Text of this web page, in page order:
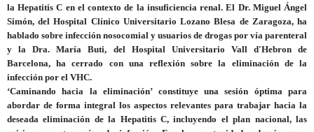
la Hepatitis C en el contexto de la insuficiencia renal. El Dr. Miguel Ángel
Simón, del Hospital Clínico Universitario Lozano Blesa de Zaragoza, ha
hablado sobre infección nosocomial y usuarios de drogas por vía parenteral
y la Dra. María Buti, del Hospital Universitario Vall d'Hebron de
Barcelona, ha cerrado con una reflexión sobre la eliminación de la
infección por el VHC.
‘Caminando hacia la eliminación’ constituye una sesión óptima para
abordar de forma integral los aspectos relevantes para trabajar hacia la
deseada eliminación de la Hepatitis C, incluyendo el plan nacional, las